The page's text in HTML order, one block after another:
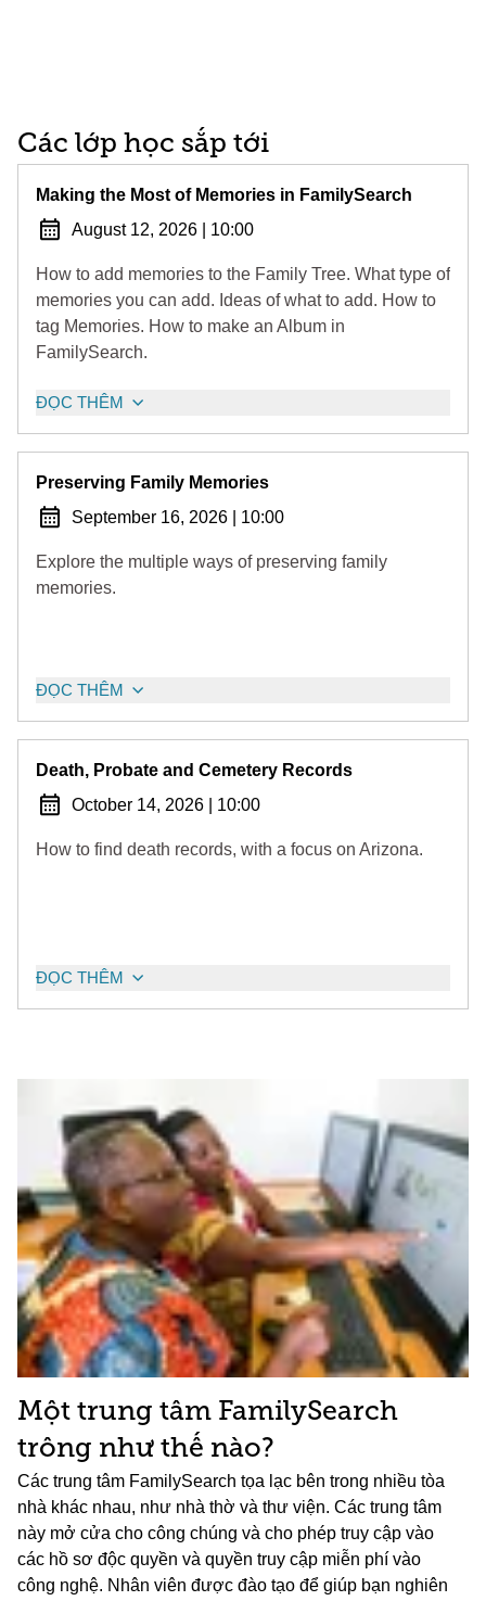
Các lớp học sắp tới
Making the Most of Memories in FamilySearch
August 12, 2026
10:00
How to add memories to the Family Tree. What type of
memories you can add. Ideas of what to add. How to
tag Memories. How to make an Album in
FamilySearch.
ĐỌC THÊM
Preserving Family Memories
September 16, 2026
10:00
Explore the multiple ways of preserving family
memories.
ĐỌC THÊM
Death, Probate and Cemetery Records
October 14, 2026
10:00
How to find death records, with a focus on Arizona.
ĐỌC THÊM
Một trung tâm FamilySearch
trông như thế nào?
Các trung tâm FamilySearch tọa lạc bên trong nhiều tòa
nhà khác nhau, như nhà thờ và thư viện. Các trung tâm
này mở cửa cho công chúng và cho phép truy cập vào
các hồ sơ độc quyền và quyền truy cập miễn phí vào
công nghệ. Nhân viên được đào tạo để giúp bạn nghiên